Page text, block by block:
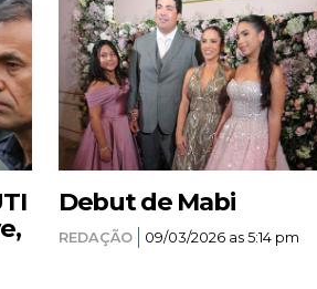
Debut de Mabi
REDAÇÃO 09/03/2026 as 5:14 pm